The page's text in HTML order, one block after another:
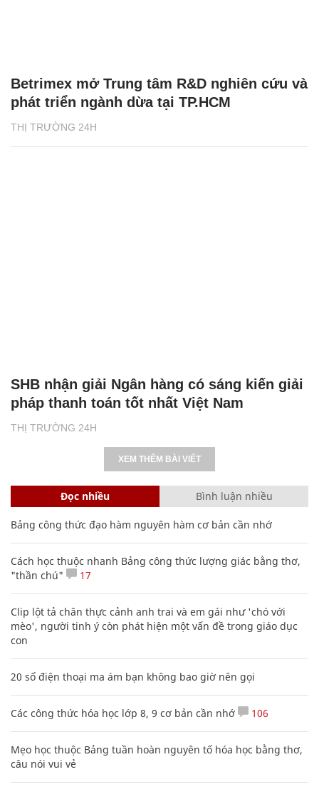
THỊ TRƯỜNG 24H
Betrimex mở Trung tâm R&D nghiên cứu và
phát triển ngành dừa tại TP.HCM
THỊ TRƯỜNG 24H
SHB nhận giải Ngân hàng có sáng kiến giải
pháp thanh toán tốt nhất Việt Nam
XEM THÊM BÀI VIẾT
Đọc nhiều Bình luận nhiều
Bảng công thức đạo hàm nguyên hàm cơ bản cần nhớ
Cách học thuộc nhanh Bảng công thức lượng giác bằng thơ,
"thần chú"
17
Clip lột tả chân thực cảnh anh trai và em gái như 'chó với
mèo', người tinh ý còn phát hiện một vấn đề trong giáo dục
con
20 số điện thoại ma ám bạn không bao giờ nên gọi
Các công thức hóa học lớp 8, 9 cơ bản cần nhớ 106
Mẹo học thuộc Bảng tuần hoàn nguyên tố hóa học bằng thơ,
câu nói vui vẻ